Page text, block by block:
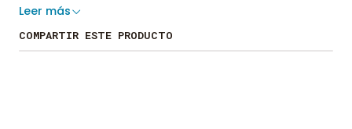
<strong>Enamórate de la historia de Alice y Rhett, con
estos tres volúmenes de la exitosa Trilogía de Joana Marcús,
Leer más
COMPARTIR ESTE PRODUCTO